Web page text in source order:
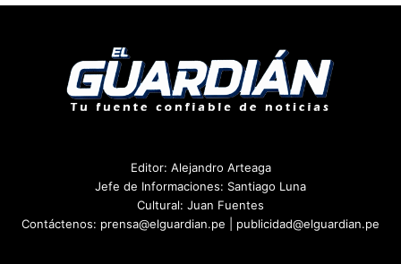
Editor: Alejandro Arteaga
Jefe de Informaciones: Santiago Luna
Cultural: Juan Fuentes
Contáctenos: prensa@elguardian.pe | publicidad@elguardian.pe